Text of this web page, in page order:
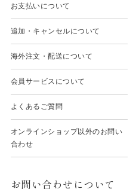
お支払いについて
追加・キャンセルについて
海外注文・配送について
会員サービスについて
よくあるご質問
オンラインショップ以外のお問い
合わせ
お問い合わせについて